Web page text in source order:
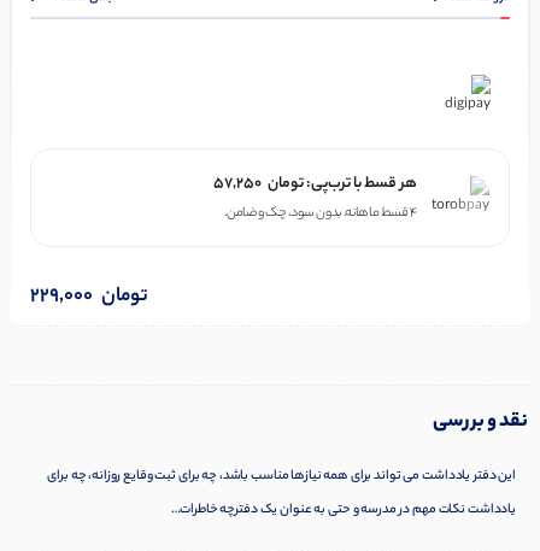
هر قسط با ترب‌پی: 57,250 تومان
۴ قسط ماهانه. بدون سود، چک و ضامن.
229,000 تومان
نقد و بررسی
این دفتر یادداشت می تواند برای همه نیازها مناسب باشد، چه برای ثبت وقایع روزانه، چه برای
یادداشت نکات مهم در مدرسه و حتی به عنوان یک دفترچه خاطرات…